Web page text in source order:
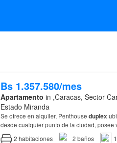
Bs 1.357.580/mes
Apartamento in ,Caracas, Sector
Estado Miranda
Se ofrece en alquiler, Penthouse duplex
desde cualquier punto de la ciudad,
2 habitaciones 2 baños